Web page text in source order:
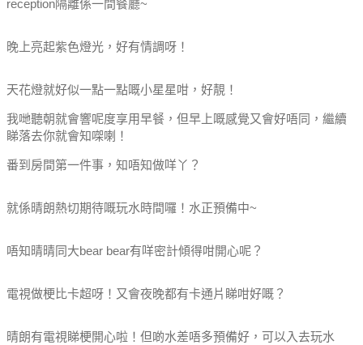
reception隔離係一間餐廳~
晚上亮起紫色燈光，好有情調呀！
天花燈就好似一點一點嘅小星星咁，好靚！
我哋聽朝就會響呢度享用早餐，但早上嘅感覺又會好唔同，繼續
睇落去你就會知㗎喇！
番到房間第一件事，知唔知做咩丫？
就係晴朗熱切期待嘅玩水時間囉！水正預備中~
唔知晴晴同大bear bear有咩密計傾得咁開心呢？
電視做梗比卡超呀！又會夜晚都有卡通片睇咁好嘅？
晴朗有電視睇梗開心啦！但啲水差唔多預備好，可以入去玩水